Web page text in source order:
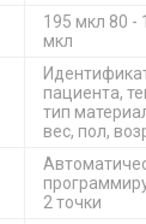
195 мкл 80 -
мкл
пациента,
тип
вес, пол,
2 точки